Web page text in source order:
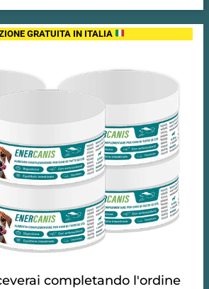
GRATUITA IN ITALIA
completando l'ordine